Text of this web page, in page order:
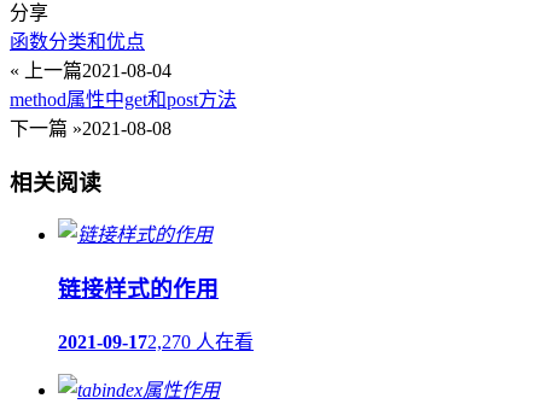
分享
函数分类和优点
« 上一篇2021-08-04
method属性中get和post方法
下一篇 »2021-08-08
相关阅读
链接样式的作用
2021-09-172,270 人在看